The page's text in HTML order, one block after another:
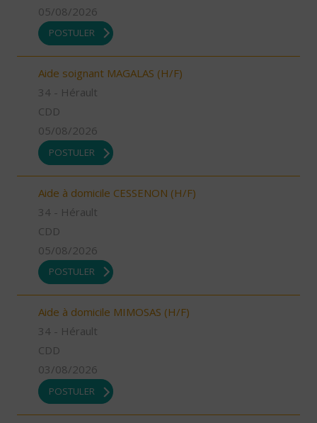
05/08/2026
POSTULER
Aide soignant MAGALAS (H/F)
34 - Hérault
CDD
05/08/2026
POSTULER
Aide à domicile CESSENON (H/F)
34 - Hérault
CDD
05/08/2026
POSTULER
Aide à domicile MIMOSAS (H/F)
34 - Hérault
CDD
03/08/2026
POSTULER